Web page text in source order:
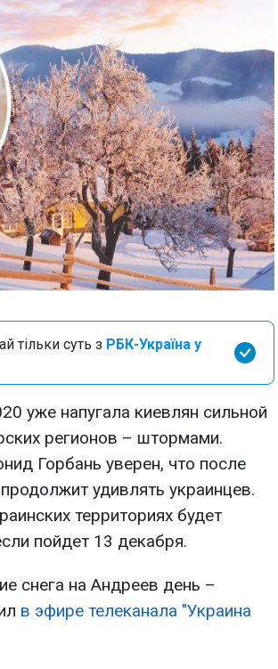
тільки суть з РБК-Україна у
уже напугала киевлян сильной
регионов – штормами.
Горбань уверен, что после
удивлять украинцев.
территориях будет
пойдет 13 декабря.
снега на Андреев день –
в эфире телеканала "Украина